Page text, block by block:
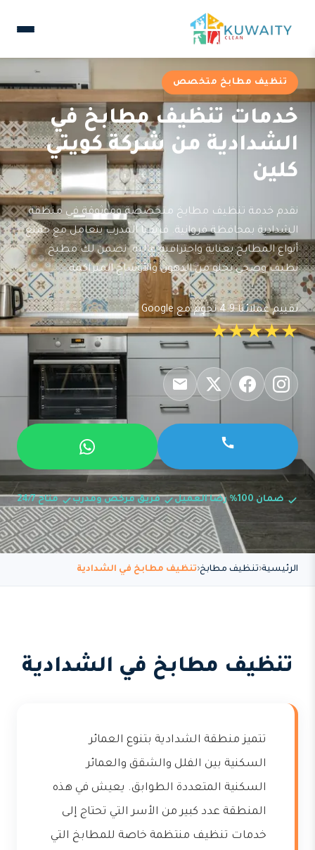
تنظيف مطابخ متخصص
خدمات تنظيف مطابخ في
الشدادية من شركة كويتي
كلين
نقدم خدمة تنظيف مطابخ متخصصة وموثوقة في منطقة
الشدادية بمحافظة فروانية. فريقنا المدرب يتعامل مع جميع
أنواع المطابخ بعناية واحترافية عالية. نضمن لك مطبخ
نظيف وصحي يخلو من الدهون والأوساخ المتراكمة.
تقييم عملائنا 4.9 نجوم مع Google
★★★★★
ضمان 100% رضا العميل فريق مرخص ومدرب متاح 24/7
الرئيسية تنظيف مطابخ تنظيف مطابخ في الشدادية
تنظيف مطابخ في الشدادية
تتميز منطقة الشدادية بتنوع العمائر
السكنية بين الفلل والشقق والعمائر
السكنية المتعددة الطوابق. يعيش في هذه
المنطقة عدد كبير من الأسر التي تحتاج إلى
خدمات تنظيف منتظمة خاصة للمطابخ التي